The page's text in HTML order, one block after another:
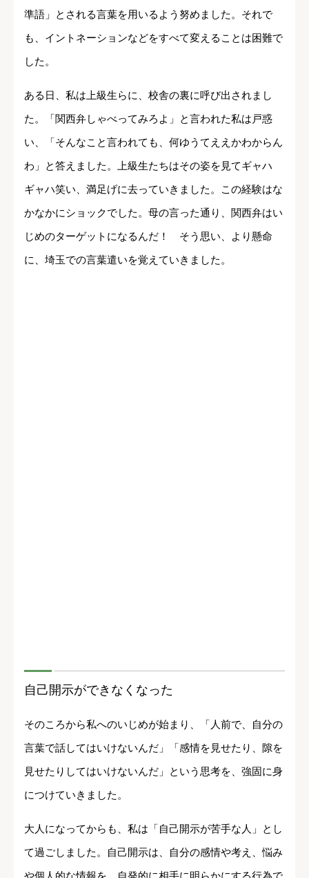
準語」とされる言葉を用いるよう努めました。それで
も、イントネーションなどをすべて変えることは困難で
した。
ある日、私は上級生らに、校舎の裏に呼び出されまし
た。「関西弁しゃべってみろよ」と言われた私は戸惑
い、「そんなこと言われても、何ゆうてええかわからん
わ」と答えました。上級生たちはその姿を見てギャハ
ギャハ笑い、満足げに去っていきました。この経験はな
かなかにショックでした。母の言った通り、関西弁はい
じめのターゲットになるんだ！ そう思い、より懸命
に、埼玉での言葉遣いを覚えていきました。
自己開示ができなくなった
そのころから私へのいじめが始まり、「人前で、自分の
言葉で話してはいけないんだ」「感情を見せたり、隙を
見せたりしてはいけないんだ」という思考を、強固に身
につけていきました。
大人になってからも、私は「自己開示が苦手な人」とし
て過ごしました。自己開示は、自分の感情や考え、悩み
や個人的な情報を、自発的に相手に明らかにする行為で